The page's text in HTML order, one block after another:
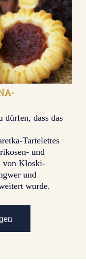
dürfen, dass das
Tartelettes
und
Kłoski-
und
wurde.